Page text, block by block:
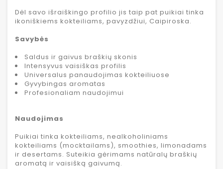
Dėl savo išraiškingo profilio jis taip pat puikiai tinka
ikoniškiems kokteiliams, pavyzdžiui, Caipiroska.
Savybės
Saldus ir gaivus braškių skonis
Intensyvus vaisiškas profilis
Universalus panaudojimas kokteiliuose
Gyvybingas aromatas
Profesionaliam naudojimui
Naudojimas
Puikiai tinka kokteiliams, nealkoholiniams
kokteiliams (mocktailams), smoothies, limonadams
ir desertams. Suteikia gėrimams natūralų braškių
aromatą ir vaisišką gaivumą.